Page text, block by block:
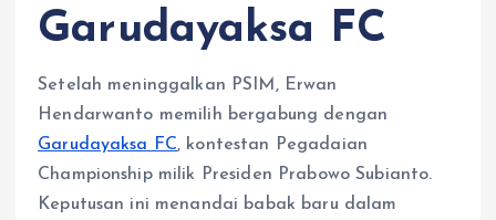
Garudayaksa FC
Setelah meninggalkan PSIM, Erwan
Hendarwanto memilih bergabung dengan
Garudayaksa FC, kontestan Pegadaian
Championship milik Presiden Prabowo Subianto.
Keputusan ini menandai babak baru dalam